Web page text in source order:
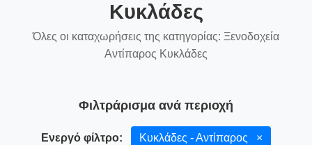
Κυκλάδες
Όλες οι καταχωρήσεις της κατηγορίας: Ξενοδοχεία
Αντίπαρος Κυκλάδες
Φιλτράρισμα ανά περιοχή
Ενεργό φίλτρο: Κυκλάδες - Αντίπαρος ×